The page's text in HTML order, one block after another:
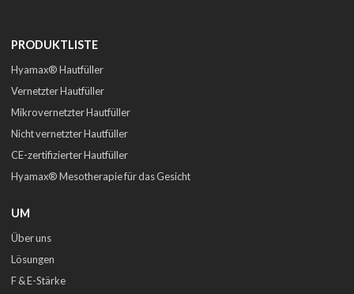
PRODUKTLISTE
Hyamax® Hautfüller
Vernetzter Hautfüller
Mikrovernetzter Hautfüller
Nicht vernetzter Hautfüller
CE-zertifizierter Hautfüller
Hyamax® Mesotherapie für das Gesicht
UM
Über uns
Lösungen
F & E-Stärke